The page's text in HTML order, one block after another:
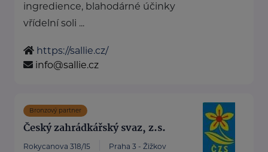
ingredience, blahodárné účinky
vřídelní soli ...
https://sallie.cz/
info@sallie.cz
Bronzový partner
Český zahrádkářský svaz, z.s.
Rokycanova 318/15 Praha 3 - Žižkov